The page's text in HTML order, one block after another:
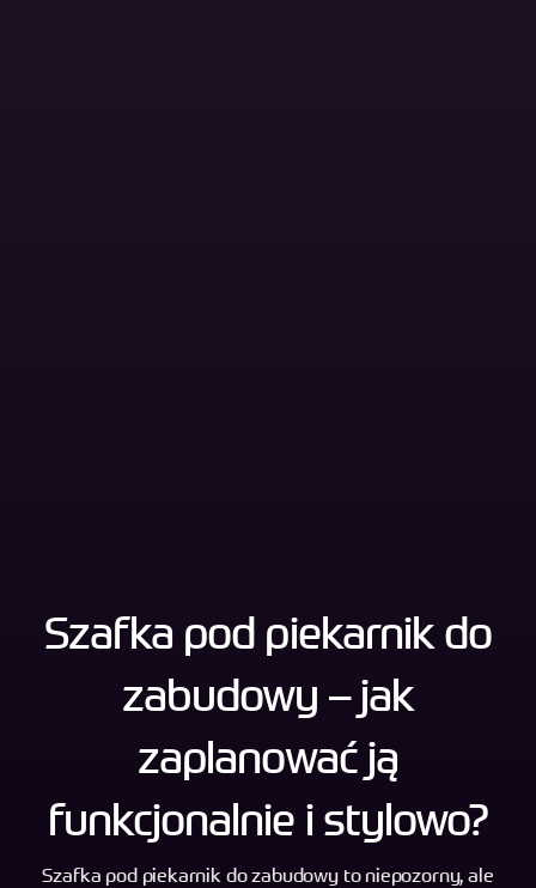
Szafka pod piekarnik do
zabudowy – jak
zaplanować ją
funkcjonalnie i stylowo?
Szafka pod piekarnik do zabudowy to niepozorny, ale